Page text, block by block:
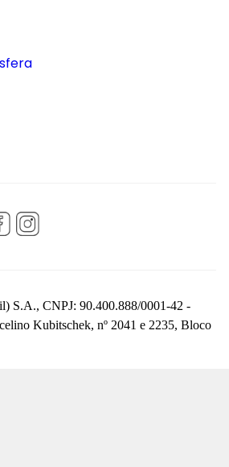
S.A., CNPJ: 90.400.888/0001-42 -
Kubitschek, nº 2041 e 2235, Bloco